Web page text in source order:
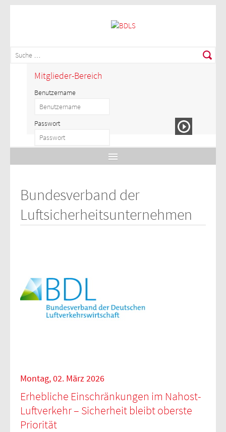
Mitglieder-Bereich
Benutzername
Passwort
Bundesverband der
Luftsicherheitsunternehmen
Montag, 02. März 2026
Erhebliche Einschränkungen im Nahost-
Luftverkehr – Sicherheit bleibt oberste
Priorität